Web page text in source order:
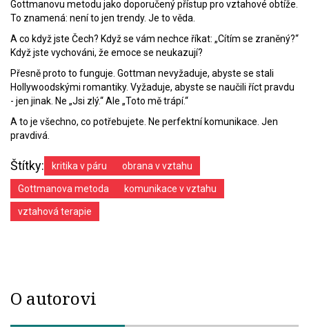
Gottmanovu metodu jako doporučený přístup pro vztahové obtíže.
To znamená: není to jen trendy. Je to věda.
A co když jste Čech? Když se vám nechce říkat: „Cítím se zraněný?“
Když jste vychováni, že emoce se neukazují?
Přesně proto to funguje. Gottman nevyžaduje, abyste se stali
Hollywoodskými romantiky. Vyžaduje, abyste se naučili říct pravdu
- jen jinak. Ne „Jsi zlý.“ Ale „Toto mě trápí.“
A to je všechno, co potřebujete. Ne perfektní komunikace. Jen
pravdivá.
Štítky: kritika v páru obrana v vztahu
Gottmanova metoda komunikace v vztahu
vztahová terapie
O autorovi